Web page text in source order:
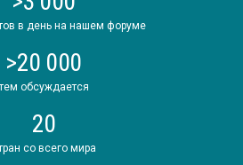
в день на нашем форуме
>20 000
обсуждается
20
со всего мира